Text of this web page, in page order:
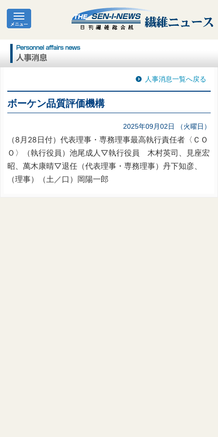
人事消息一覧へ戻る
ボーケン品質評価機構
2025年09月02日 （火曜日）
（8月28日付）代表理事・専務理事最高執行責任者〈ＣＯ
Ｏ〉（執行役員）池尾成人▽執行役員 木村英司、見座宏
昭、萬木康晴▽退任（代表理事・専務理事）丹下知彦、
（理事）（土／口）岡陽一郎